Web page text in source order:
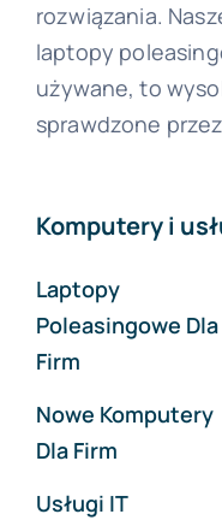
rozwiązania.
laptopy
używane, to
sprawdzone
Komputery i
Laptopy
Poleasingowe Dla
Firm
Nowe Komputery
Dla Firm
Usługi IT